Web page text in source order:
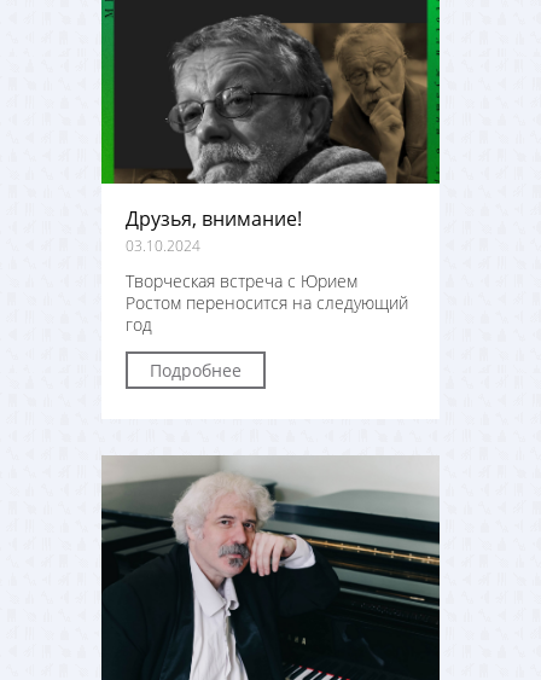
Друзья, внимание!
03.10.2024
Творческая встреча с Юрием
Ростом переносится на следующий
год
Подробнее